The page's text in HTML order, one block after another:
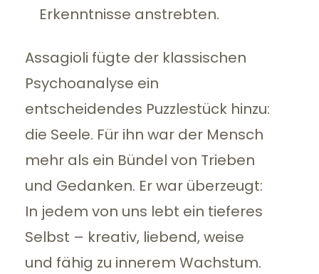
Erkenntnisse anstrebten.
Assagioli fügte der klassischen
Psychoanalyse ein
entscheidendes Puzzlestück hinzu:
die Seele. Für ihn war der Mensch
mehr als ein Bündel von Trieben
und Gedanken. Er war überzeugt:
In jedem von uns lebt ein tieferes
Selbst – kreativ, liebend, weise
und fähig zu innerem Wachstum.